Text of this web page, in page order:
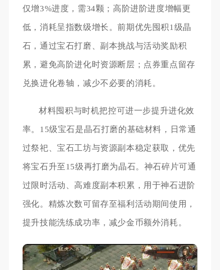
仅增3%进度，需34颗；高阶进阶进度增幅更
低，消耗呈指数级增长。前期优先囤积1级晶
石，通过宝石打磨、副本挑战与活动奖励积
累，避免高阶进化时资源断层；点券重点留存
兑换进化卷轴，减少不必要的消耗。
材料囤积与时机把控可进一步提升进化效
率。15级宝石是晶石打磨的基础材料，日常通
过祭祀、宝石工坊与资源副本稳定获取，优先
将宝石升至15级再打磨为晶石。神石碎片可通
过限时活动、高难度副本积累，用于神石进阶
强化。精炼次数可留存至福利活动期间使用，
提升技能洗练成功率，减少金币额外消耗。